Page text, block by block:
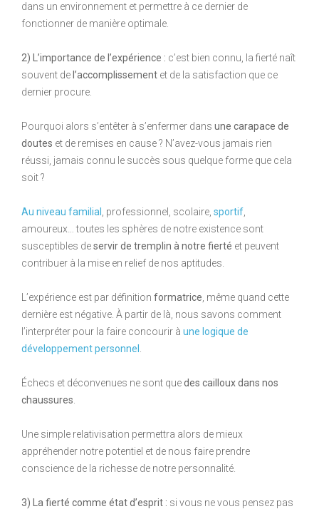
dans un environnement et permettre à ce dernier de
fonctionner de manière optimale.
2) L’importance de l’expérience : c’est bien connu, la fierté naît
souvent de l’accomplissement et de la satisfaction que ce
dernier procure.
Pourquoi alors s’entêter à s’enfermer dans une carapace de
doutes et de remises en cause ? N’avez-vous jamais rien
réussi, jamais connu le succès sous quelque forme que cela
soit ?
Au niveau familial , professionnel, scolaire, sportif
amoureux… toutes les sphères de notre existence sont
susceptibles deservir de tremplin à notre fierté et peuvent
contribuer à la mise en relief de nos aptitudes.
L’expérience est par définition formatrice , même quand cette
dernière est négative. À partir de là, nous savons comment
l’interpréter pour la faire concourir à une logique de
développement personnel
Échecs et déconvenues ne sont quedes cailloux dans nos
chaussures
Une simple relativisation permettra alors de mieux
appréhender notre potentiel et de nous faire prendre
conscience de la richesse de notre personnalité.
3) La fierté comme état d’esprit : si vous ne vous pensez pas